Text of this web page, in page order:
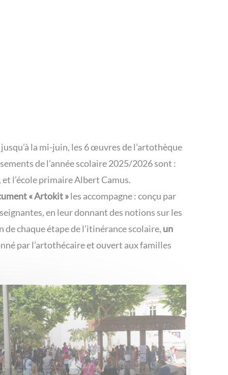
la mi-juin, les 6 œuvres de l’artothèque
de l’année scolaire 2025/2026 sont :
l’école primaire Albert Camus.
« Artokit »les accompagne : conçu par
en leur donnant des notions sur les
chaque étape de l’itinérance scolaire, un
par l’artothécaire et ouvert aux familles